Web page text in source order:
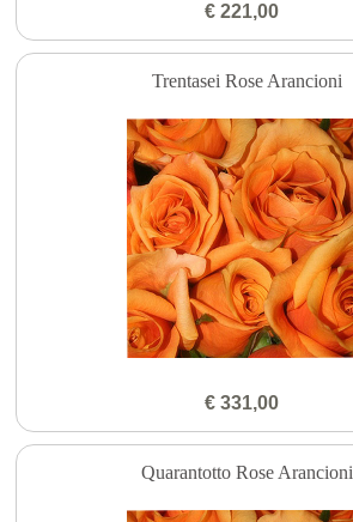
€ 221,00
Trentasei Rose Arancioni
€ 331,00
Quarantotto Rose Arancioni